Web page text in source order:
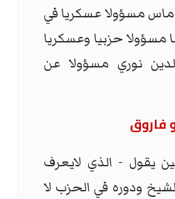
مسؤولا عسكريا في
حزبيا وعسكريا
نوري مسؤولا عن
فاروق
يقول - الذي لايعرف
ودوره في الحزب لا